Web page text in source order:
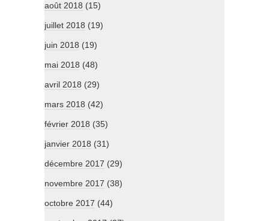
août 2018 (15)
juillet 2018 (19)
juin 2018 (19)
mai 2018 (48)
avril 2018 (29)
mars 2018 (42)
février 2018 (35)
janvier 2018 (31)
décembre 2017 (29)
novembre 2017 (38)
octobre 2017 (44)